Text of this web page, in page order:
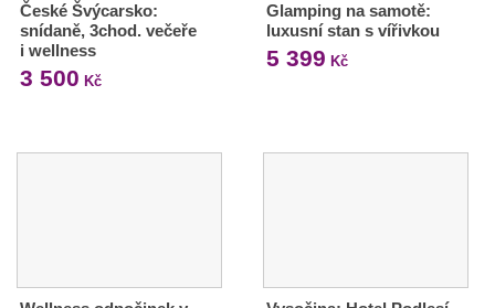
České Švýcarsko:
snídaně, 3chod. večeře
i wellness
3 500 Kč
Glamping na samotě:
luxusní stan s vířivkou
5 399 Kč